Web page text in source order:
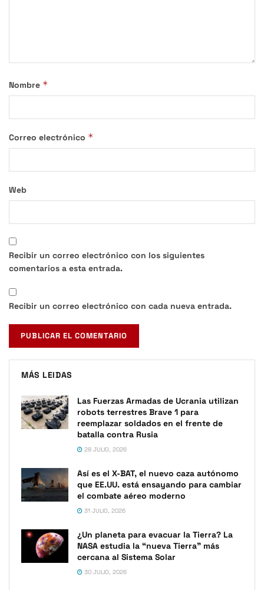
Nombre *
Correo electrónico *
Web
Recibir un correo electrónico con los siguientes
comentarios a esta entrada.
Recibir un correo electrónico con cada nueva entrada.
MÁS LEIDAS
Las Fuerzas Armadas de Ucrania utilizan
robots terrestres Brave 1 para
reemplazar soldados en el frente de
batalla contra Rusia
28 JULIO, 2026
Así es el X-BAT, el nuevo caza autónomo
que EE.UU. está ensayando para cambiar
el combate aéreo moderno
31 JULIO, 2026
¿Un planeta para evacuar la Tierra? La
NASA estudia la “nueva Tierra” más
cercana al Sistema Solar
30 JULIO, 2026